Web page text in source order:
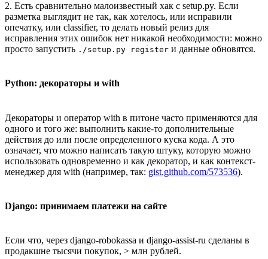
2. Есть сравнительно малоизвестный хак с setup.py. Если
разметка выглядит не так, как хотелось, или исправили
опечатку, или classifier, то делать новый релиз для
исправления этих ошибок нет никакой необходимости: можно
просто запустить ./setup.py register и данные обновятся.
Python: декораторы и with
Декораторы и оператор with в питоне часто применяются для
одного и того же: выполнить какие-то дополнительные
действия до или после определенного куска кода. А это
означает, что можно написать такую штуку, которую можно
использовать одновременно и как декоратор, и как контекст-
менеджер для with (например, так: gist.github.com/573536).
Django: принимаем платежи на сайте
Если что, через django-robokassa и django-assist-ru сделаны в
продакшне тысячи покупок, > млн рублей.